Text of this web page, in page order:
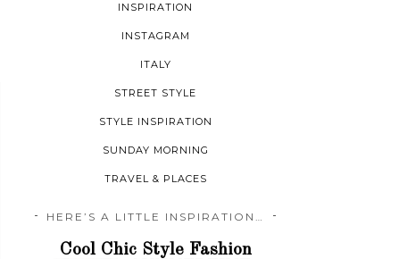
INSPIRATION
INSTAGRAM
ITALY
STREET STYLE
STYLE INSPIRATION
SUNDAY MORNING
TRAVEL & PLACES
HERE’S A LITTLE INSPIRATION…
Cool Chic Style Fashion